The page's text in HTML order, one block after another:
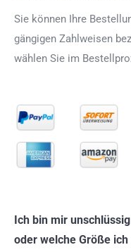
Sie können Ihre
gängigen Zahlweisen
wählen Sie im
Ich bin mir
oder welche Größe